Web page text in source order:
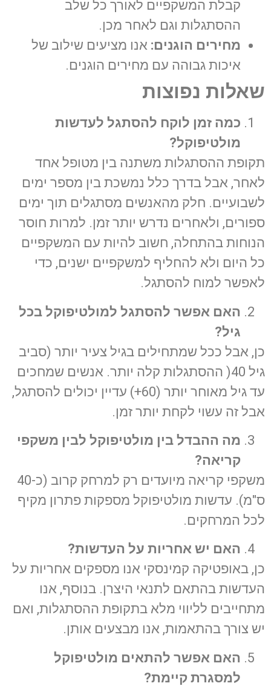
קבלת המשקפיים לאורך כל שלב
ההסתגלות וגם לאחר מכן.
מחירים הוגנים: אנו מציעים שילוב של
איכות גבוהה עם מחירים הוגנים.
שאלות נפוצות
כמה זמן לוקח להסתגל לעדשות
מולטיפוקל?
תקופת ההסתגלות משתנה בין מטופל אחד
לאחר, אבל בדרך כלל נמשכת בין מספר ימים
לשבועיים. חלק מהאנשים מסתגלים תוך ימים
ספורים, ולאחרים נדרש יותר זמן. למרות חוסר
הנוחות בהתחלה, חשוב להיות עם המשקפיים
כל היום ולא להחליף למשקפיים ישנים, כדי
לאפשר למוח להסתגל.
האם אפשר להסתגל למולטיפוקל בכל
גיל?
כן, אבל ככל שמתחילים בגיל צעיר יותר (סביב
גיל 40( ההסתגלות קלה יותר. אנשים שמחכים
עד גיל מאוחר יותר (60+) עדיין יכולים להסתגל,
אבל זה עשוי לקחת יותר זמן.
מה ההבדל בין מולטיפוקל לבין משקפי
קריאה?
משקפי קריאה מיועדים רק למרחק קרוב (כ-40
ס"מ). עדשות מולטיפוקל מספקות פתרון מקיף
לכל המרחקים.
האם יש אחריות על העדשות?
כן, באופטיקה קמינסקי אנו מספקים אחריות על
העדשות בהתאם לתנאי היצרן. בנוסף, אנו
מתחייבים לליווי מלא בתקופת ההסתגלות, ואם
יש צורך בהתאמות, אנו מבצעים אותן.
האם אפשר להתאים מולטיפוקל
למסגרת קיימת?